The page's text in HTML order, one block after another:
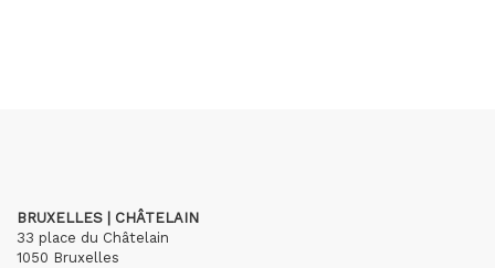
BRUXELLES | CHÂTELAIN
33 place du Châtelain
1050 Bruxelles